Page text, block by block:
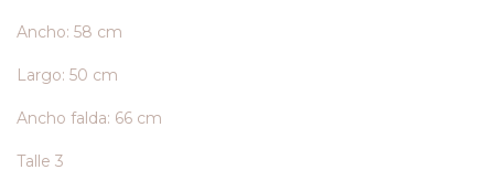
Ancho: 58 cm
Largo: 50 cm
Ancho falda: 66 cm
Talle 3